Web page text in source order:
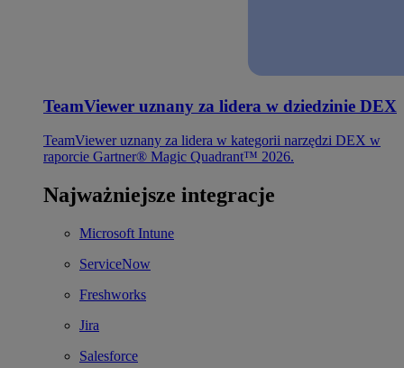
TeamViewer uznany za lidera w dziedzinie DEX
TeamViewer uznany za lidera w kategorii narzędzi DEX w
raporcie Gartner® Magic Quadrant™ 2026.
Najważniejsze integracje
Microsoft Intune
ServiceNow
Freshworks
Jira
Salesforce